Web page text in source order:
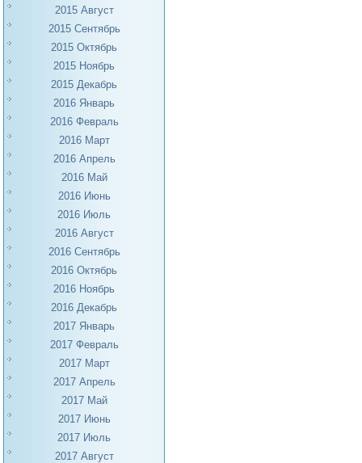
2015 Август
2015 Сентябрь
2015 Октябрь
2015 Ноябрь
2015 Декабрь
2016 Январь
2016 Февраль
2016 Март
2016 Апрель
2016 Май
2016 Июнь
2016 Июль
2016 Август
2016 Сентябрь
2016 Октябрь
2016 Ноябрь
2016 Декабрь
2017 Январь
2017 Февраль
2017 Март
2017 Апрель
2017 Май
2017 Июнь
2017 Июль
2017 Август